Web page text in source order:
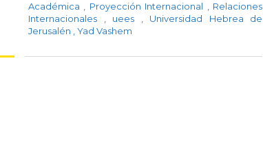
Académica
Proyección Internacional
Relaciones
Internacionales
uees
Universidad Hebrea de
Jerusalén
Yad Vashem